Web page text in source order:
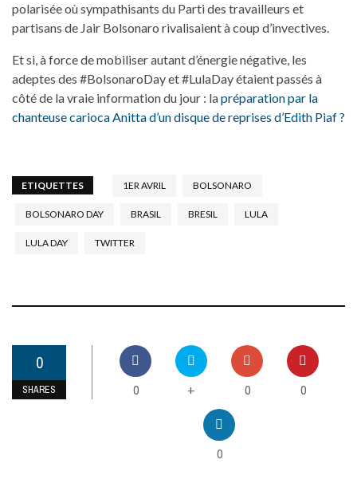
polarisée où sympathisants du Parti des travailleurs et
partisans de Jair Bolsonaro rivalisaient à coup d’invectives.
Et si, à force de mobiliser autant d’énergie négative, les
adeptes des #BolsonaroDay et #LulaDay étaient passés à
côté de la vraie information du jour : lapréparation par la
chanteuse carioca Anitta d’un disque de reprises d’Edith Piaf ?
ETIQUETTES 1ER AVRIL BOLSONARO
BOLSONARO DAY BRASIL BRESIL LULA
LULA DAY TWITTER
0
SHARES 0 + 0 0
0